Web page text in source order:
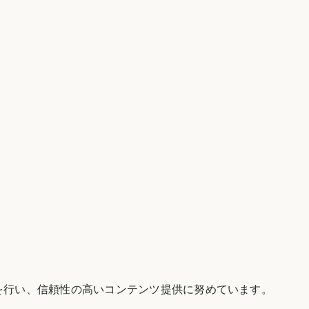
い、信頼性の高いコンテンツ提供に努めています。